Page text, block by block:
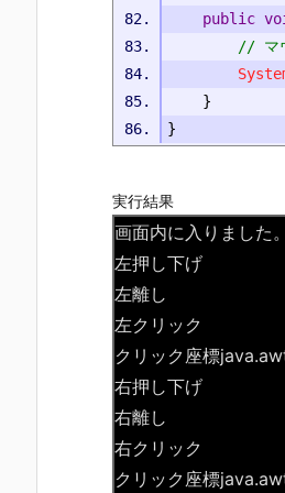
public
// マ
}
}
実行結果
画面内に入りました。
左押し下げ
左離し
左クリック
クリック座標
右押し下げ
右離し
右クリック
クリック座標